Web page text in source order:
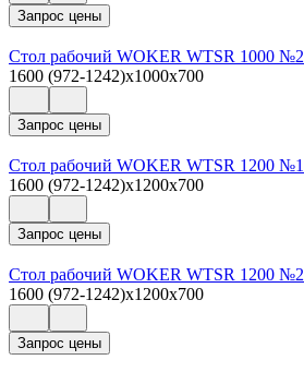
Запрос цены
Стол рабочий WOKER WTSR 1000 №2
1600 (972-1242)x1000x700
Запрос цены
Стол рабочий WOKER WTSR 1200 №1
1600 (972-1242)x1200x700
Запрос цены
Стол рабочий WOKER WTSR 1200 №2
1600 (972-1242)x1200x700
Запрос цены